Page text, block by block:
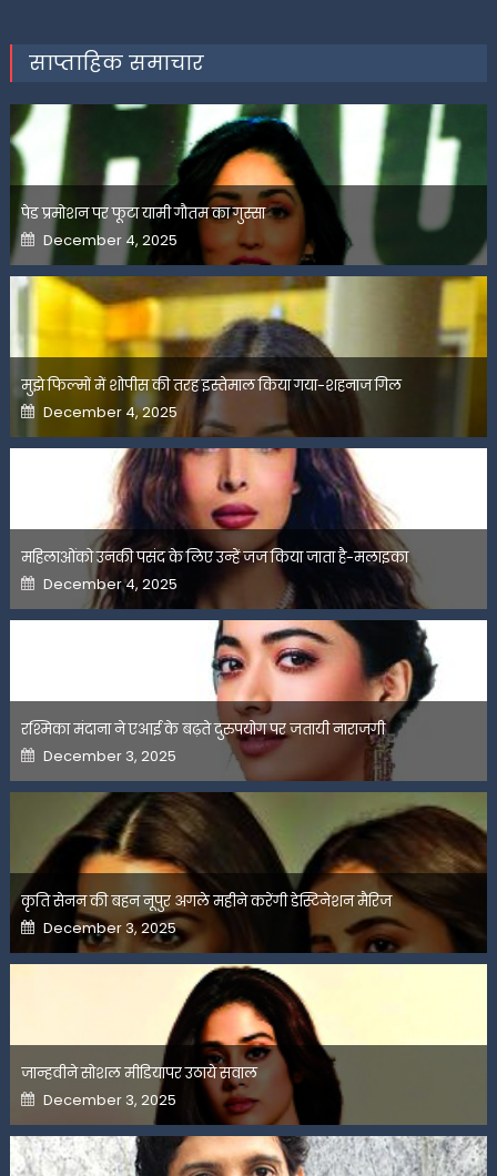
साप्ताहिक समाचार
पेड प्रमोशन पर फूटा यामी गौतम का गुस्सा
Posted
on
December 4, 2025
मुझे फिल्मों में शोपीस की तरह इस्तेमाल किया गया-शहनाज गिल
Posted
on
December 4, 2025
महिलाओंको उनकी पसंद के लिए उन्हें जज किया जाता है-मलाइका
Posted
on
December 4, 2025
रश्मिका मंदाना ने एआई के बढ़ते दुरुपयोग पर जतायी नाराजगी
Posted
on
December 3, 2025
कृति सेनन की बहन नूपुर अगले महीने करेंगी डेस्टिनेशन मैरिज
Posted
on
December 3, 2025
जान्हवीने सोशल मीडियापर उठाये सवाल
Posted
on
December 3, 2025